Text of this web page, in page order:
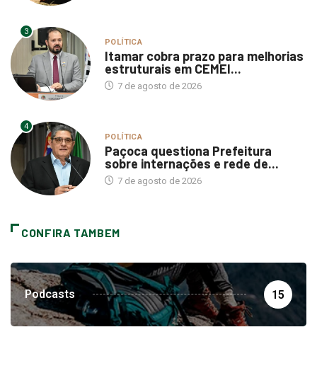
3
POLÍTICA
Itamar cobra prazo para melhorias
estruturais em CEMEI...
7 de agosto de 2026
4
POLÍTICA
Paçoca questiona Prefeitura
sobre internações e rede de...
7 de agosto de 2026
CONFIRA TAMBEM
Podcasts 15